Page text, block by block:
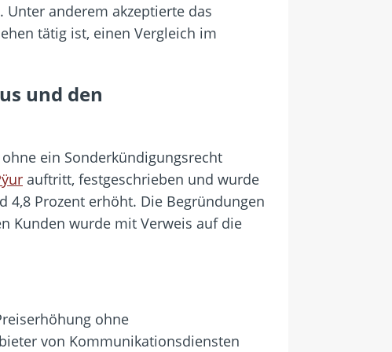
Unter anderem akzeptierte das
tätig ist, einen Vergleich im
und den
ein Sonderkündigungsrecht
auftritt, festgeschrieben und wurde
4,8 Prozent erhöht. Die Begründungen
Kunden wurde mit Verweis auf die
ohne
von Kommunikationsdiensten